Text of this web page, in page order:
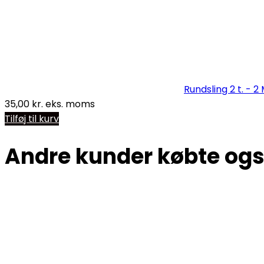
Rundsling 2 t. - 2
35,00 kr. eks. moms
Tilføj til kurv
Andre kunder købte